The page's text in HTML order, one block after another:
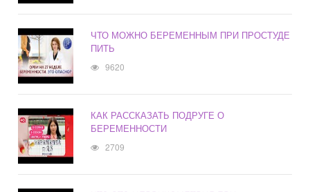
ЧТО МОЖНО БЕРЕМЕННЫМ ПРИ ПРОСТУДЕ
ПИТЬ
9620
КАК РАССКАЗАТЬ ПОДРУГЕ О
БЕРЕМЕННОСТИ
2709